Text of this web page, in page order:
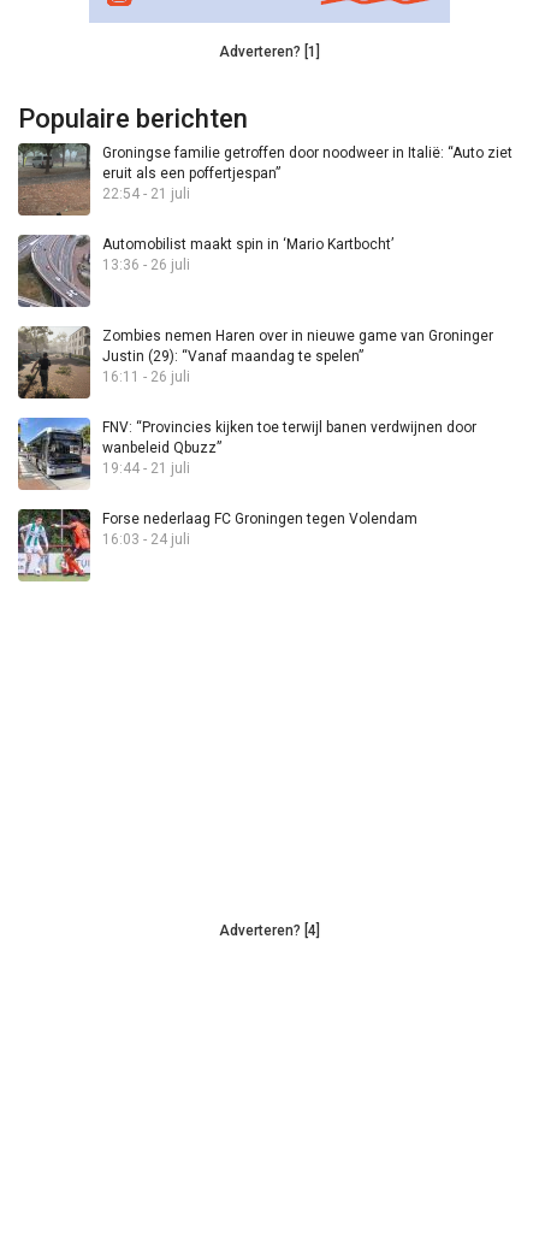
Adverteren? [1]
Populaire berichten
Groningse familie getroffen door noodweer in Italië: “Auto ziet
eruit als een poffertjespan”
22:54 - 21 juli
Automobilist maakt spin in ‘Mario Kartbocht’
13:36 - 26 juli
Zombies nemen Haren over in nieuwe game van Groninger
Justin (29): “Vanaf maandag te spelen”
16:11 - 26 juli
FNV: “Provincies kijken toe terwijl banen verdwijnen door
wanbeleid Qbuzz”
19:44 - 21 juli
Forse nederlaag FC Groningen tegen Volendam
16:03 - 24 juli
Adverteren? [4]